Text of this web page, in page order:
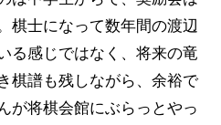
棋士になって数年間の渡辺
る感じではなく、将来の竜
棋譜も残しながら、余裕で
が将棋会館にぶらっとやっ